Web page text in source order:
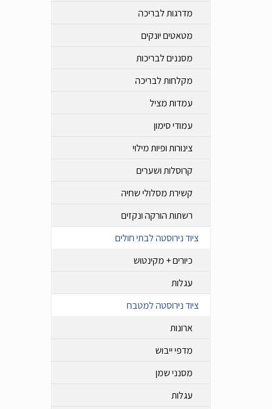
מדרגות לבריכה
מטאטים יונקים
מסננים לבריכות
מקלחות לבריכה
עמדות מציל
עמודי סימון
צינורות ופיות מילוי
קרוסלות ושערים
קשירת מסלולי שחיה
רשתות הורקה ונקזים
ציוד נירוסטה לבתי חולים
כיורים + מקינטוש
עגלות
ציוד נירוסטה למטבח
ארונות
מדפי ייבוש
מסנני שמן
עגלות